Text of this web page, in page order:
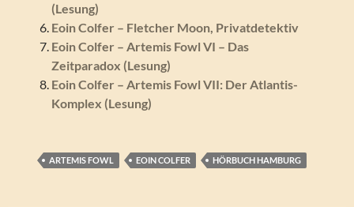
(Lesung)
Eoin Colfer – Fletcher Moon, Privatdetektiv
Eoin Colfer – Artemis Fowl VI – Das
Zeitparadox (Lesung)
Eoin Colfer – Artemis Fowl VII: Der Atlantis-
Komplex (Lesung)
ARTEMIS FOWL EOIN COLFER HÖRBUCH HAMBURG